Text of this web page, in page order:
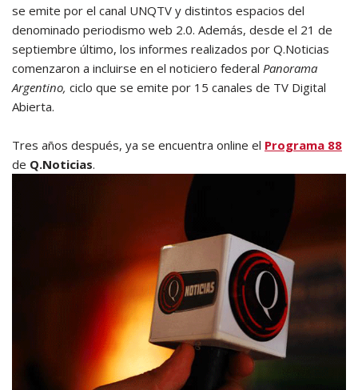
se emite por el canal UNQTV y distintos espacios del
denominado periodismo web 2.0. Además, desde el 21 de
septiembre último, los informes realizados por Q.Noticias
comenzaron a incluirse en el noticiero federal Panorama
Argentino, ciclo que se emite por 15 canales de TV Digital
Abierta.
Tres años después, ya se encuentra online el Programa 88
de Q.Noticias.